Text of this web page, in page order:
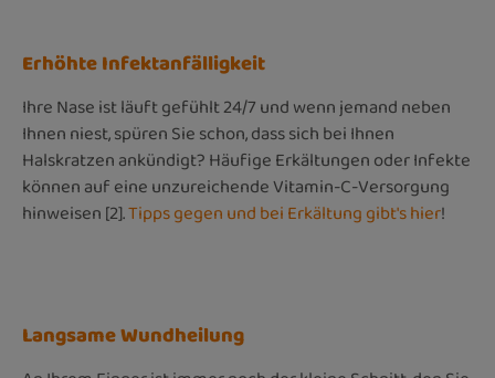
Erhöhte Infektanfälligkeit
Ihre Nase ist läuft gefühlt 24/7 und wenn jemand neben
Ihnen niest, spüren Sie schon, dass sich bei Ihnen
Halskratzen ankündigt? Häufige Erkältungen oder Infekte
können auf eine unzureichende Vitamin-C-Versorgung
hinweisen [2].Tipps gegen und bei Erkältung gibt's hier!
Langsame Wundheilung